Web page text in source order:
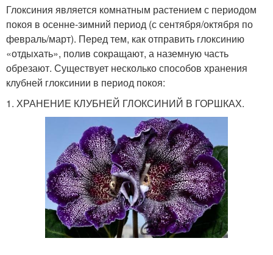
Глоксиния является комнатным растением с периодом
покоя в осенне-зимний период (с сентября/октября по
февраль/март). Перед тем, как отправить глоксинию
«отдыхать», полив сокращают, а наземную часть
обрезают. Существует несколько способов хранения
клубней глоксинии в период покоя:
1. ХРАНЕНИЕ КЛУБНЕЙ ГЛОКСИНИЙ В ГОРШКАХ.